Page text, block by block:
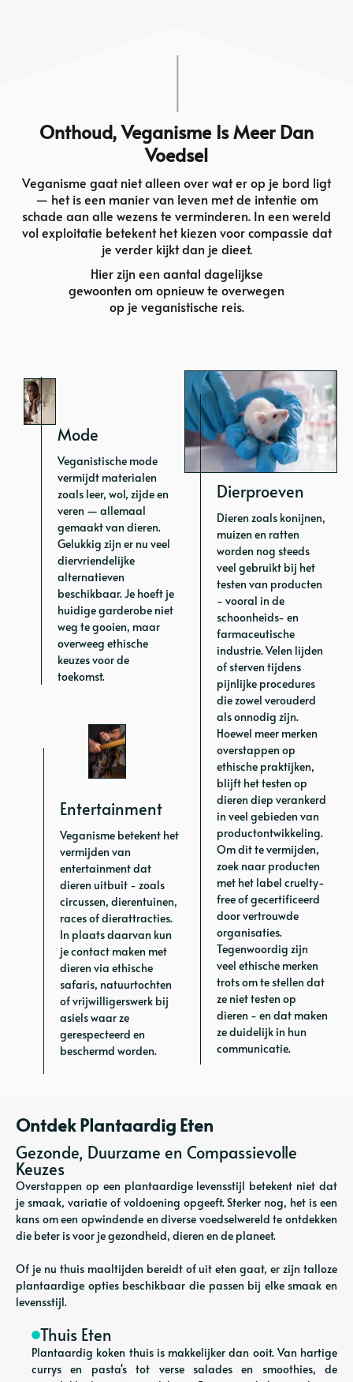
Onthoud, Veganisme Is Meer Dan
Voedsel
Veganisme gaat niet alleen over wat er op je bord ligt
— het is een manier van leven met de intentie om
schade aan alle wezens te verminderen. In een wereld
vol exploitatie betekent het kiezen voor compassie dat
je verder kijkt dan je dieet.
Hier zijn een aantal dagelijkse
gewoonten om opnieuw te overwegen
op je veganistische reis.
Mode
Veganistische mode
vermijdt materialen
zoals leer, wol, zijde en
veren — allemaal
gemaakt van dieren.
Gelukkig zijn er nu veel
diervriendelijke
alternatieven
beschikbaar. Je hoeft je
huidige garderobe niet
weg te gooien, maar
overweeg ethische
keuzes voor de
toekomst.
Entertainment
Veganisme betekent het
vermijden van
entertainment dat
dieren uitbuit - zoals
circussen, dierentuinen,
races of dierattracties.
In plaats daarvan kun
je contact maken met
dieren via ethische
safaris, natuurtochten
of vrijwilligerswerk bij
asiels waar ze
gerespecteerd en
beschermd worden.
Dierproeven
Dieren zoals konijnen,
muizen en ratten
worden nog steeds
veel gebruikt bij het
testen van producten
- vooral in de
schoonheids- en
farmaceutische
industrie. Velen lijden
of sterven tijdens
pijnlijke procedures
die zowel verouderd
als onnodig zijn.
Hoewel meer merken
overstappen op
ethische praktijken,
blijft het testen op
dieren diep verankerd
in veel gebieden van
productontwikkeling.
Om dit te vermijden,
zoek naar producten
met het label cruelty-
free of gecertificeerd
door vertrouwde
organisaties.
Tegenwoordig zijn
veel ethische merken
trots om te stellen dat
ze niet testen op
dieren - en dat maken
ze duidelijk in hun
communicatie.
Ontdek Plantaardig Eten
Gezonde, Duurzame en Compassievolle
Keuzes
Overstappen op een plantaardige levensstijl betekent niet dat
je smaak, variatie of voldoening opgeeft. Sterker nog, het is een
kans om een opwindende en diverse voedselwereld te ontdekken
die beter is voor je gezondheid, dieren en de planeet.
Of je nu thuis maaltijden bereidt of uit eten gaat, er zijn talloze
plantaardige opties beschikbaar die passen bij elke smaak en
levensstijl.
Thuis Eten
Plantaardig koken thuis is makkelijker dan ooit. Van hartige
currys en pasta's tot verse salades en smoothies, de